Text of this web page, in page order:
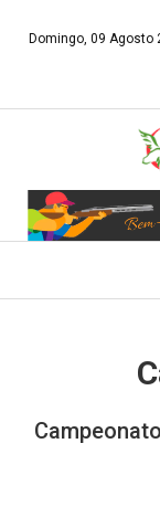
Domingo, 09 Agosto